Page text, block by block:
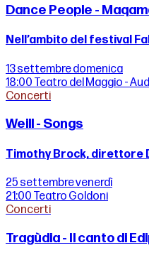
Dance People -
Nell’ambito del festival
13 settembredomenica
18:00 Teatro del Maggio -
Concerti
Weill - Songs
Timothy Brock, direttore
25 settembrevenerdì
21:00 Teatro Goldoni
Concerti
Tragùdia - Il canto di